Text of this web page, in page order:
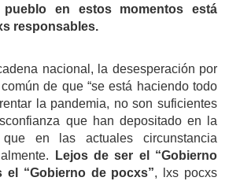
pueblo en estos momentos está
responsables.
nacional, la desesperación por
de que “se está haciendo todo
la pandemia, no son suficientes
que han depositado en la
que en las actuales circunstancia
Lejos de ser el “Gobierno
el “Gobierno de pocxs”, lxs pocxs